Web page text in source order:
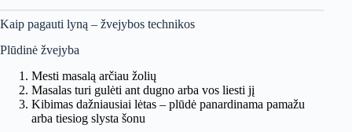
Kaip pagauti lyną – žvejybos technikos
Plūdinė žvejyba
Mesti masalą arčiau žolių
Masalas turi gulėti ant dugno arba vos liesti jį
Kibimas dažniausiai lėtas – plūdė panardinama pamažu
arba tiesiog slysta šonu